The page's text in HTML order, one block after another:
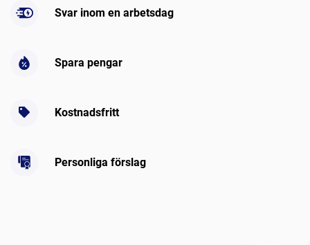
Svar inom en arbetsdag
Spara pengar
Kostnadsfritt
Personliga förslag